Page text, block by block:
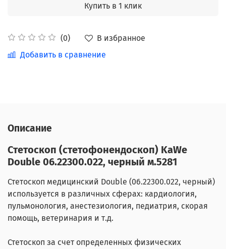
(0)
В избранное
Добавить в сравнение
Купить в 1 клик
Описание
Стетоскоп (стетофонендоскоп) KaWe
Double 06.22300.022, черный м.5281
Стетоскоп медицинский Double (06.22300.022, черный)
используется в различных сферах: кардиология,
пульмонология, анестезиология, педиатрия, скорая
помощь, ветеринария и т.д.
Стетоскоп за счет определенных физических